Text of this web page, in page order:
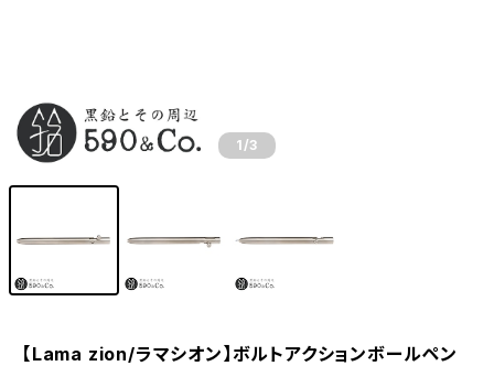
1 /3
【Lama zion/ラマシオン】ボルトアクションボールペン